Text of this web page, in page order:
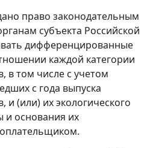
право законодательным
субъекта Российской
дифференцированные
каждой категории
в том числе с учетом
с года выпуска
и (или) их экологического
и основания их